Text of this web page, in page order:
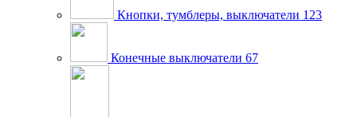
Кнопки, тумблеры, выключатели 123
Конечные выключатели 67